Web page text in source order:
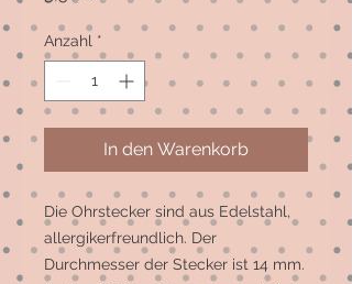
Anzahl *
In den Warenkorb
Die Ohrstecker sind aus Edelstahl,
allergikerfreundlich. Der
Durchmesser der Stecker ist 14 mm.